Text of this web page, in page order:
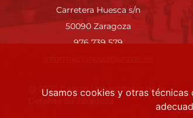
Usamos cookies y otras
Carretera Huesca s/n
50090 Zaragoza
976 739 579
@ 2022 Centro Universitario de la